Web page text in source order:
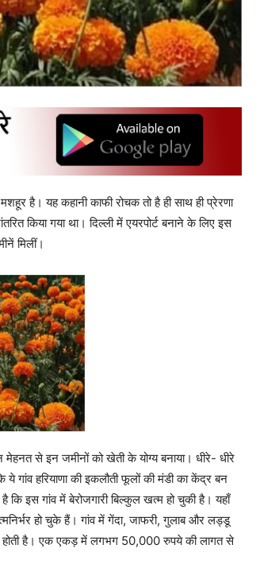
है। यह कहानी काफी रोचक तो है ही साथ ही प्रेरणा
किया गया था। दिल्ली में एयरपोर्ट बनाने के लिए इस
मिलीं।
से इन जमीनों को खेती के योग्य बनाया। धीरे- धीरे
हरियाणा की इकलौती फूलों की मंडी का केंद्र बन
कि इस गांव में बेरोजगारी बिल्कुल खत्म हो चुकी है। यहाँ
हो चुके हैं। गांव में गेंदा, जाफरी, गुलाब और लड्डू
है। एक एकड़ में लगभग 50,000 रुपये की लागत से